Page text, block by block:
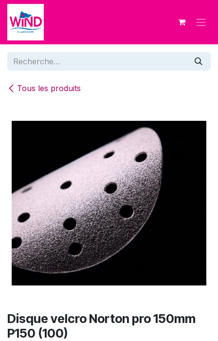
Se rendre au contenu
Tous les produits
Disque velcro Norton pro 150mm
P150 (100)